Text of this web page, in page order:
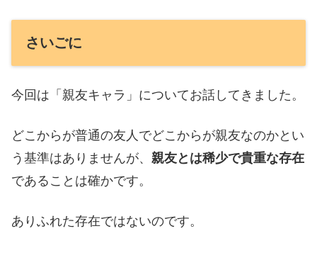
さいごに
今回は「親友キャラ」についてお話してきました。
どこからが普通の友人でどこからが親友なのかとい
う基準はありませんが、 親友とは稀少で貴重な存在
であることは確かです。
ありふれた存在ではないのです。